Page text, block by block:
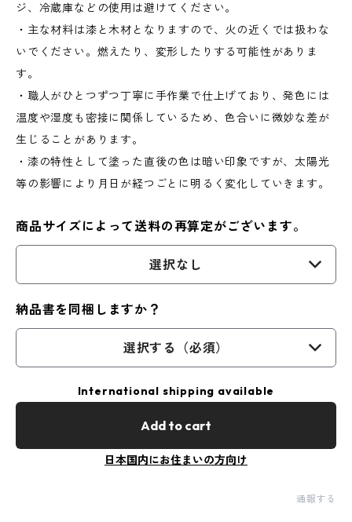
ジ、冷蔵庫などの使用は避けてください。
・主な材料は漆と木材となりますので、火の近くでは扱わな
いでください。燃えたり、変形したりする可能性がありま
す。
・職人がひとつずつ丁寧に手作業で仕上げており、発色には
温度や湿度も密接に関係しているため、色合いに微妙な差が
生じることがあります。
・漆の特性として塗った直後の色は暗い印象ですが、太陽光
等の影響により月日が経つごとに明るく変化していきます。
商品サイズによって送料の再算定がございます。
選択なし
納品書を同梱しますか？
選択する（必須）
International shipping available
Add to cart
日本国内にお住まいの方向け
通報する